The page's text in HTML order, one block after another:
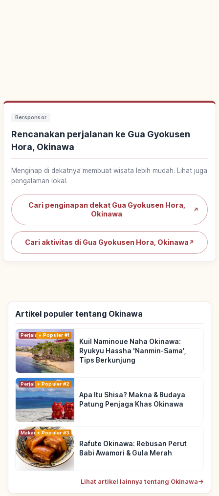
Bersponsor
Rencanakan perjalanan ke Gua Gyokusen
Hora, Okinawa
Menginap di dekatnya membuat wisata lebih mudah. Lihat juga
pengalaman lokal.
Cari penginapan dekat Gua Gyokusen Hora,
Okinawa
↗
Cari aktivitas di Gua Gyokusen Hora, Okinawa ↗
Artikel populer tentang Okinawa
PerjalananPopuler #1
Kuil Naminoue Naha Okinawa:
Ryukyu Hassha 'Nanmin-Sama',
Tips Berkunjung
PerjalananPopuler #2
Apa Itu Shisa? Makna & Budaya
Patung Penjaga Khas Okinawa
Makanan Populer #3
Rafute Okinawa: Rebusan Perut
Babi Awamori & Gula Merah
Lihat artikel lainnya tentang Okinawa→